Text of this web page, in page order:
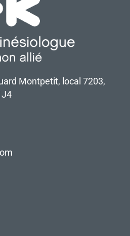
Montpetit, local 7203,